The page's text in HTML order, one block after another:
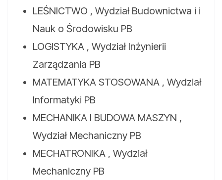
LEŚNICTWO , Wydział Budownictwa i i
Nauk o Środowisku PB
LOGISTYKA , Wydział Inżynierii
Zarządzania PB
MATEMATYKA STOSOWANA , Wydział
Informatyki PB
MECHANIKA I BUDOWA MASZYN ,
Wydział Mechaniczny PB
MECHATRONIKA , Wydział
Mechaniczny PB